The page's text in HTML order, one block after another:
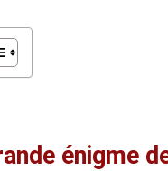
énigme